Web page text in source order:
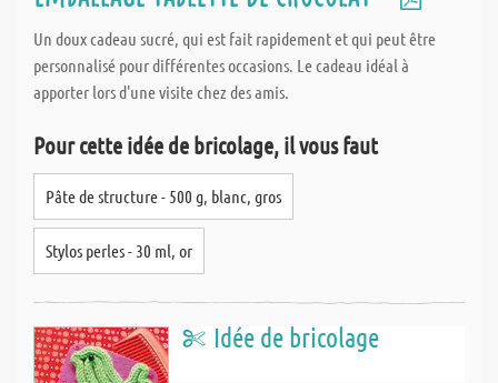
Un doux cadeau sucré, qui est fait rapidement et qui peut être
personnalisé pour différentes occasions. Le cadeau idéal à
apporter lors d'une visite chez des amis.
Pour cette idée de bricolage, il vous faut
Pâte de structure - 500 g, blanc, gros
Stylos perles - 30 ml, or
Idée de bricolage